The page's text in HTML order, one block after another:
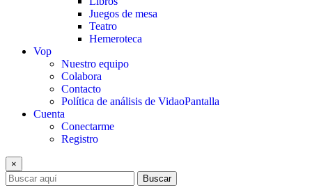
Juegos de mesa
Teatro
Hemeroteca
Vop
Nuestro equipo
Colabora
Contacto
Política de análisis de VidaoPantalla
Cuenta
Conectarme
Registro
×
Buscar